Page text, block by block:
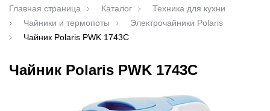
Главная страница Каталог
Техника для кухни
Чайники и термопоты
Электрочайники Polaris
Чайник Polaris PWK 1743C
Чайник Polaris PWK 1743C